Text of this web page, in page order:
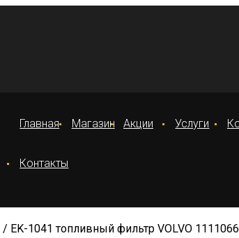
Главная Магазин Акции Услуги
Контакты
/ EK-1041 топливный фильтр VOLVO